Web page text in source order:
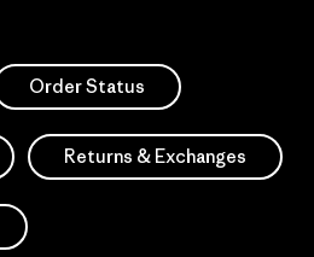
Order Status
Returns & Exchanges